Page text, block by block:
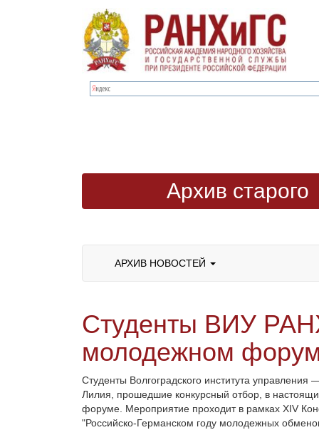
Архив старого
АРХИВ НОВОСТЕЙ
Студенты ВИУ
молодежном
Студенты Волгоградского института
Лилия, прошедшие конкурсный отбор, в
форуме. Мероприятие проходит в рамках XIV
"Российско-Германском году молодежных